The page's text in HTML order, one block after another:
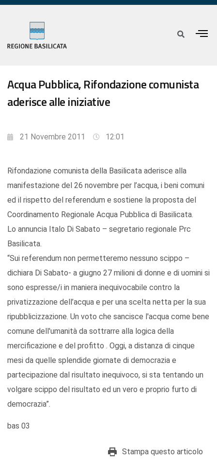
Acqua Pubblica, Rifondazione comunista
aderisce alle iniziative
21 Novembre 2011 12:01
Rifondazione comunista della Basilicata aderisce alla
manifestazione del 26 novembre per l’acqua, i beni comuni
ed il rispetto del referendum e sostiene la proposta del
Coordinamento Regionale Acqua Pubblica di Basilicata.
Lo annuncia Italo Di Sabato – segretario regionale Prc
Basilicata.
“Sui referendum non permetteremo nessuno scippo –
dichiara Di Sabato- a giugno 27 milioni di donne e di uomini si
sono espresse/i in maniera inequivocabile contro la
privatizzazione dell’acqua e per una scelta netta per la sua
ripubblicizzazione. Un voto che sancisce l'acqua come bene
comune dell'umanità da sottrarre alla logica della
mercificazione e del profitto . Oggi, a distanza di cinque
mesi da quelle splendide giornate di democrazia e
partecipazione dal risultato inequivoco, si sta tentando un
volgare scippo del risultato ed un vero e proprio furto di
democrazia”.
bas 03
Stampa questo articolo